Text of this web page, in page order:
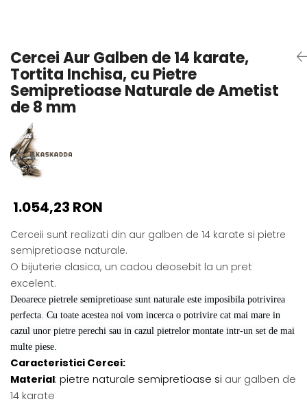
Pandantive cu Perle
Brose cu Perle
Cercei Aur Galben de 14 karate,
Tortita Inchisa, cu Pietre
Semipretioase Naturale de Ametist
de 8 mm
1.054,23 RON
Cerceii sunt realizati din aur galben de 14 karate si pietre
semipretioase naturale.
O bijuterie clasica, un cadou deosebit la un pret
excelent.
Deoarece pietrele semipretioase sunt naturale este imposibila potrivirea
perfecta. Cu toate acestea noi vom incerca o potrivire cat mai mare in
cazul unor pietre perechi sau in cazul pietrelor montate intr-un set de mai
multe piese.
Caracteristici Cercei:
Material: pietre naturale semipretioase si aur galben de
14 karate